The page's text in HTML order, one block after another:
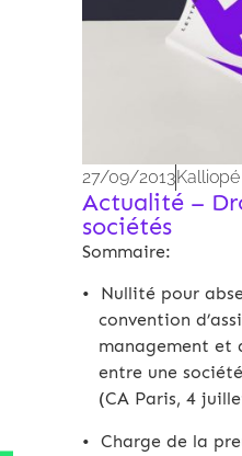
27/09/2013Kalliopé
Actualité –
sociétés
Sommaire:
Nullité pour
convention
management et
entre une
(CA Paris, 4
Charge de la